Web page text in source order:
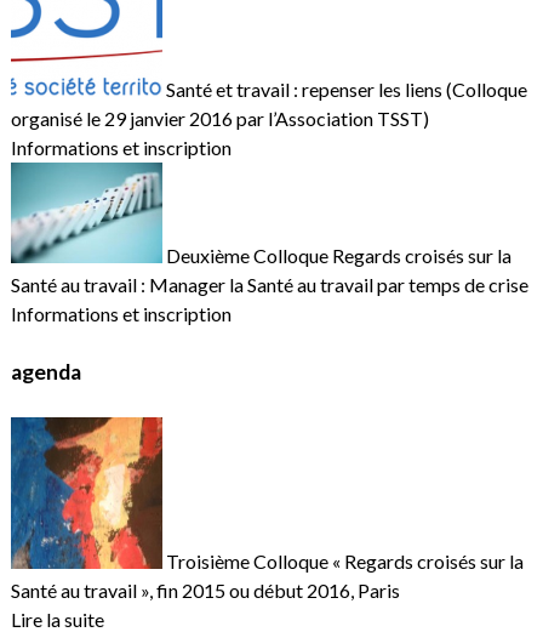
Santé et travail : repenser les liens (Colloque
organisé le 29 janvier 2016 par l’Association TSST)
Informations et inscription
Deuxième Colloque Regards croisés sur la
Santé au travail : Manager la Santé au travail par temps de crise
Informations et inscription
agenda
Troisième Colloque « Regards croisés sur la
Santé au travail », fin 2015 ou début 2016, Paris
Lire la suite